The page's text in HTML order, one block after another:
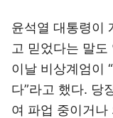
윤석열 대통령이
고 믿었다는 말
이날 비상계엄이
다”라고 했다. 당
여 파업 중이거나